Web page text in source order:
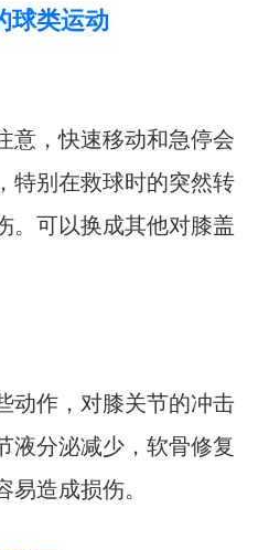
球类运动
意，快速移动和急停会
特别在救球时的突然转
。可以换成其他对膝盖
动作，对膝关节的冲击
液分泌减少，软骨修复
造成损伤。